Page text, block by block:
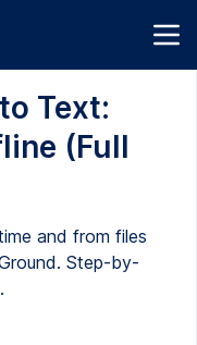
Text:
(Full
and from files
Step-by-